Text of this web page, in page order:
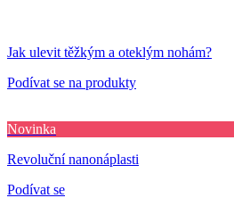
Jak ulevit těžkým a oteklým nohám?
Podívat se na produkty
Novinka
Revoluční nanonáplasti
Podívat se